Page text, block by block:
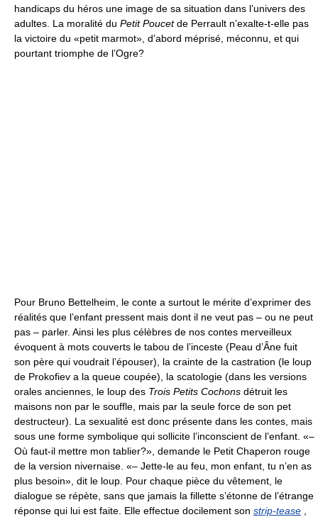
handicaps du héros une image de sa situation dans l’univers des
adultes. La moralité du Petit Poucetde Perrault n’exalte-t-elle pas
la victoire du «petit marmot», d’abord méprisé, méconnu, et qui
pourtant triomphe de l’Ogre?
Pour Bruno Bettelheim, le conte a surtout le mérite d’exprimer des
réalités que l’enfant pressent mais dont il ne veut pas – ou ne peut
pas – parler. Ainsi les plus célèbres de nos contes merveilleux
évoquent à mots couverts le tabou de l’inceste (Peau d’Âne fuit
son père qui voudrait l’épouser), la crainte de la castration (le loup
de Prokofiev a la queue coupée), la scatologie (dans les versions
orales anciennes, le loup des Trois Petits Cochons détruit les
maisons non par le souffle, mais par la seule force de son pet
destructeur). La sexualité est donc présente dans les contes, mais
sous une forme symbolique qui sollicite l’inconscient de l’enfant. «–
Où faut-il mettre mon tablier?», demande le Petit Chaperon rouge
de la version nivernaise. «– Jette-le au feu, mon enfant, tu n’en as
plus besoin», dit le loup. Pour chaque pièce du vêtement, le
dialogue se répète, sans que jamais la fillette s’étonne de l’étrange
réponse qui lui est faite. Elle effectue docilement son strip-tease